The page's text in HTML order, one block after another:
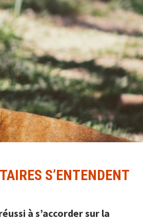
S’ENTENDENT
à s’accorder sur la